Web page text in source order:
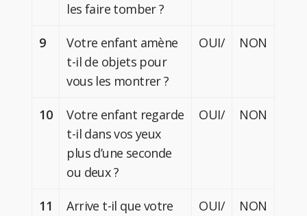
les faire tomber ?
9
Votre enfant amène
t-il de objets pour
vous les montrer ?
OUI/ NON
10
Votre enfant regarde
t-il dans vos yeux
plus d’une seconde
ou deux ?
OUI/ NON
11
Arrive t-il que votre
OUI/ NON